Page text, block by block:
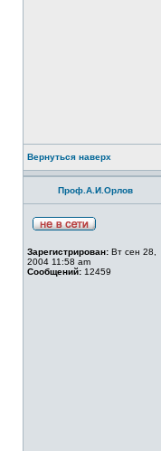
Вернуться наверх
Проф.А.И.Орлов
Зарегистрирован: Вт сен 28,
2004 11:58 am
Сообщений: 12459